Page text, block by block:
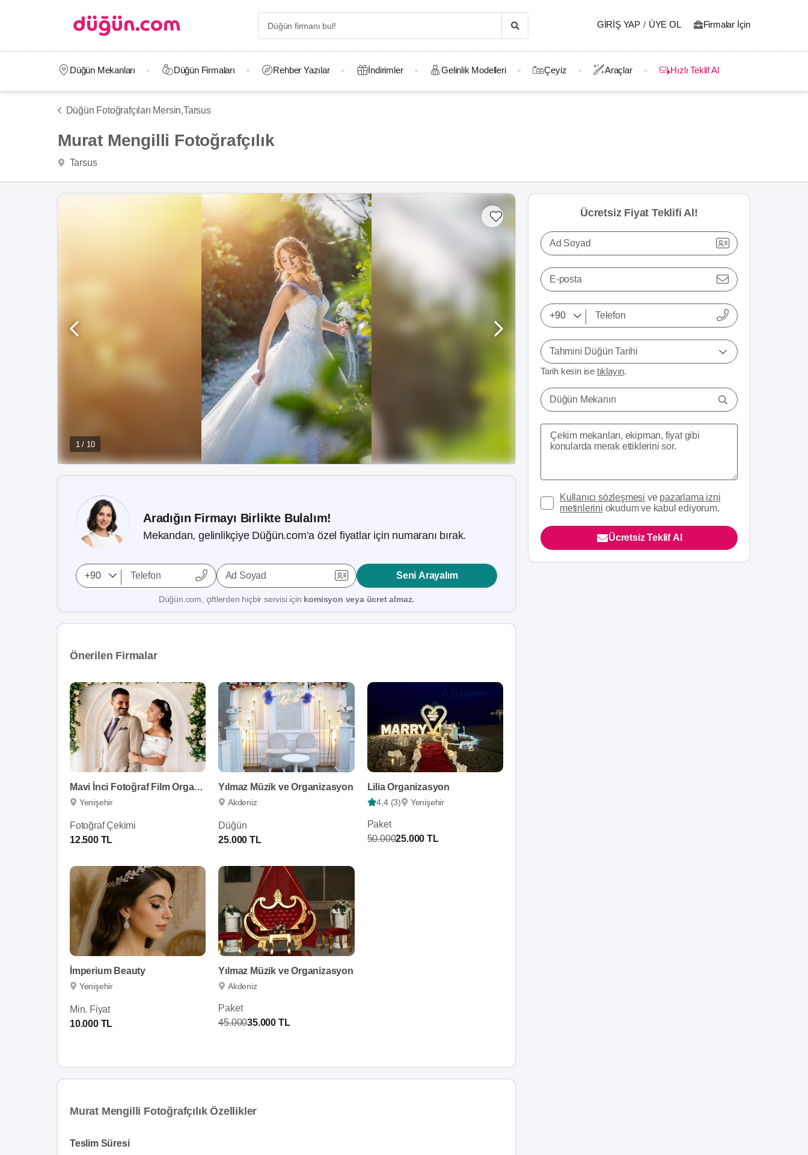
GIRIŞ YAP / ÜYE OL Firmalar İçin
Düğün Mekanları Düğün Firmaları Rehber Yazılar İndirimler Gelinlik Modelleri Çeyiz Araçlar Hızlı Teklif Al
Düğün Fotoğrafçıları Mersin,Tarsus
Murat Mengilli Fotoğrafçılık
Tarsus
1 / 10
Aradığın Firmayı Birlikte Bulalım!
Mekandan, gelinlikçiye Düğün.com’a özel fiyatlar için numaranı bırak.
Ad Soyad Seni Arayalım
Düğün.com, çiftlerden hiçbir servisi için komisyon veya ücret almaz.
Önerilen Firmalar
Mavi İnci Fotoğraf Film Organizasyon
Yenişehir
Fotoğraf Çekimi
12.500 TL
Yılmaz Müzik ve Organizasyon
Akdeniz
Düğün
25.000 TL
Lilia Organizasyon
4,4 (3) Yenişehir
Paket
50.00025.000 TL
İmperium Beauty
Yenişehir
Min. Fiyat
10.000 TL
Yılmaz Müzik ve Organizasyon
Akdeniz
Paket
45.00035.000 TL
Murat Mengilli Fotoğrafçılık Özellikler
Teslim Süresi
Ücretsiz Fiyat Teklifi Al!
Ad Soyad
E-posta
Tahmini Düğün Tarihi
Tarih kesin ise tıklayın.
Düğün Mekanın
Kullanıcı sözleşmesi ve pazarlama izni
metinlerini okudum ve kabul ediyorum.
Ücretsiz Teklif Al